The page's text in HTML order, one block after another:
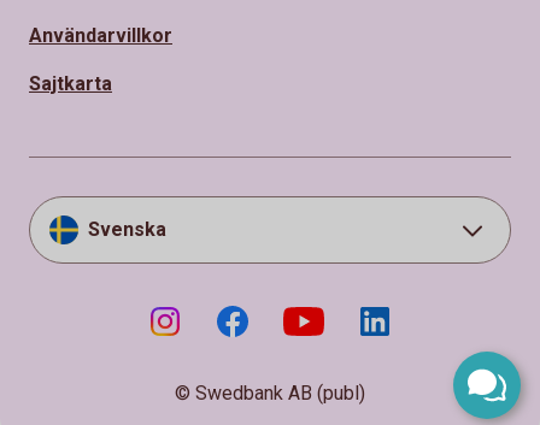
Användarvillkor
Sajtkarta
Svenska
© Swedbank AB (publ)